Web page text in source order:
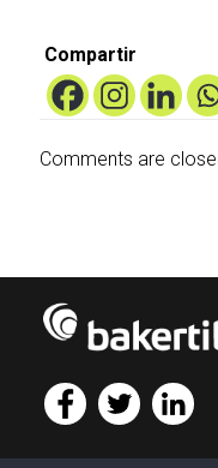
Compartir
Comments are